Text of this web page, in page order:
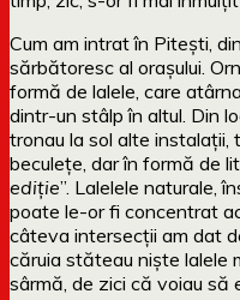
Cum am intrat în Pitești,
sărbătoresc al orașului.
formă de lalele, care
dintr-un stâlp în altul. Din
tronau la sol alte instalații,
beculețe, dar în formă de
ediție”. Lalelele naturale,
poate le-or fi concentrat
câteva intersecții am dat
căruia stăteau niște lalele
sârmă, de zici că voiau să